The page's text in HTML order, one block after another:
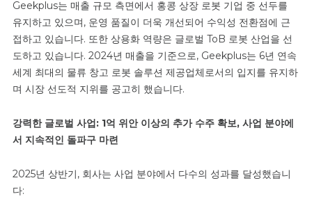
Geekplus는 매출 규모 측면에서 홍콩 상장 로봇 기업 중 선두를
유지하고 있으며, 운영 품질이 더욱 개선되어 수익성 전환점에 근
접하고 있습니다. 또한 상용화 역량은 글로벌 ToB 로봇 산업을 선
도하고 있습니다. 2024년 매출을 기준으로, Geekplus는 6년 연속
세계 최대의 물류 창고 로봇 솔루션 제공업체로서의 입지를 유지하
며 시장 선도적 지위를 공고히 했습니다.
강력한 글로벌 사업: 1억 위안 이상의 추가 수주 확보, 사업 분야에
서 지속적인 돌파구 마련
2025년 상반기, 회사는 사업 분야에서 다수의 성과를 달성했습니
다: